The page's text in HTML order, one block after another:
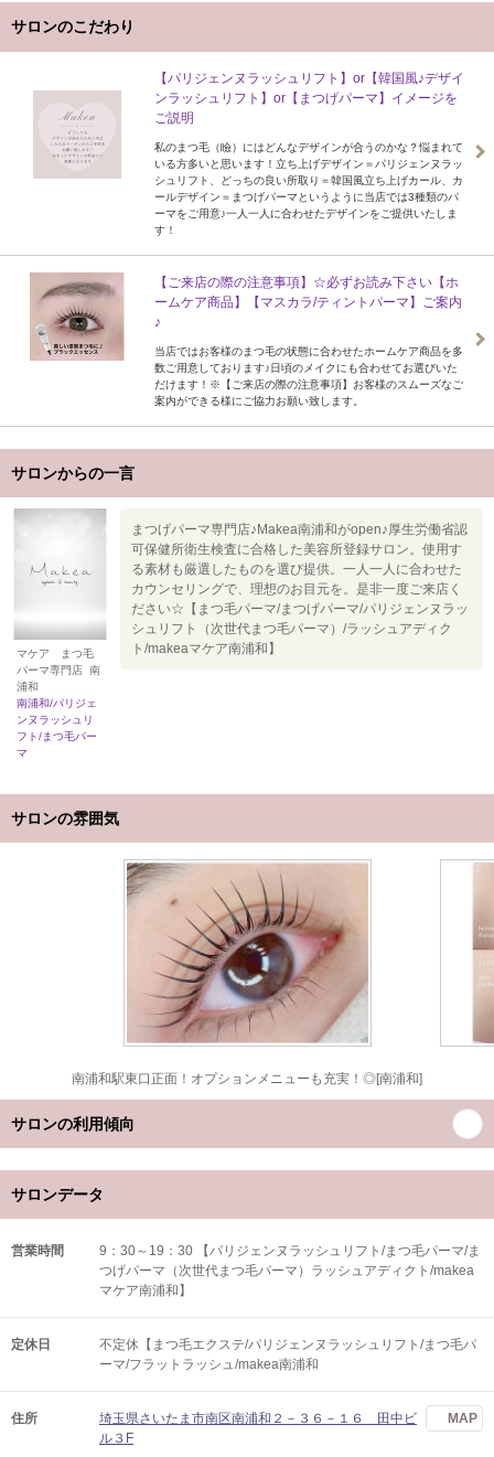
サロンのこだわり
【パリジェンヌラッシュリフト】or【韓国風♪デザイ
ンラッシュリフト】or【まつげパーマ】イメージを
ご説明
私のまつ毛（瞼）にはどんなデザインが合うのかな？悩まれて
いる方多いと思います！立ち上げデザイン＝パリジェンヌラッ
シュリフト、どっちの良い所取り＝韓国風立ち上げカール、カ
ールデザイン＝まつげパーマというように当店では3種類のパ
ーマをご用意♪一人一人に合わせたデザインをご提供いたしま
す！
【ご来店の際の注意事項】☆必ずお読み下さい【ホ
ームケア商品】【マスカラ/ティントパーマ】ご案内
♪
当店ではお客様のまつ毛の状態に合わせたホームケア商品を多
数ご用意しております♪日頃のメイクにも合わせてお選びいた
だけます！※【ご来店の際の注意事項】お客様のスムーズなご
案内ができる様にご協力お願い致します。
サロンからの一言
マケア まつ毛
パーマ専門店 南
浦和
南浦和/パリジェ
ンヌラッシュリ
フト/まつ毛パー
マ
まつげパーマ専門店♪Makea南浦和がopen♪厚生労働省認
可保健所衛生検査に合格した美容所登録サロン。使用す
る素材も厳選したものを選び提供。一人一人に合わせた
カウンセリングで、理想のお目元を。是非一度ご来店く
ださい☆【まつ毛パーマ/まつげパーマ/パリジェンヌラッ
シュリフト（次世代まつ毛パーマ）/ラッシュアディク
ト/makeaマケア南浦和】
サロンの雰囲気
南浦和駅東口正面！オプションメニューも充実！◎[南浦和]
サロンの利用傾向
サロンデータ
営業時間
9：30～19：30 【パリジェンヌラッシュリフト/まつ毛パーマ/ま
つげパーマ（次世代まつ毛パーマ）ラッシュアディクト/makea
マケア南浦和】
定休日
不定休【まつ毛エクステ/パリジェンヌラッシュリフト/まつ毛パ
ーマ/フラットラッシュ/makea南浦和
住所
埼玉県さいたま市南区南浦和２－３６－１６ 田中ビ
ル３F
MAP